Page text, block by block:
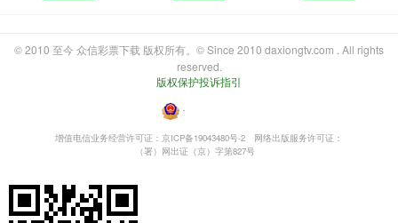
© 2010 至今 众信彩票下载 版权所有。© Since 2010 daxiongtv.com . All rights
reserved.
版权保护投诉指引
・
增值电信业务经营许可证：京ICP备19043480号-2
网络出版服务许可证：
（署）网出证（京）字第827号